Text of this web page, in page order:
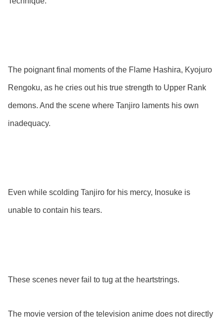
The poignant final moments of the Flame Hashira, Kyojuro
Rengoku, as he cries out his true strength to Upper Rank
demons. And the scene where Tanjiro laments his own
inadequacy.
Even while scolding Tanjiro for his mercy, Inosuke is
unable to contain his tears.
These scenes never fail to tug at the heartstrings.
The movie version of the television anime does not directly